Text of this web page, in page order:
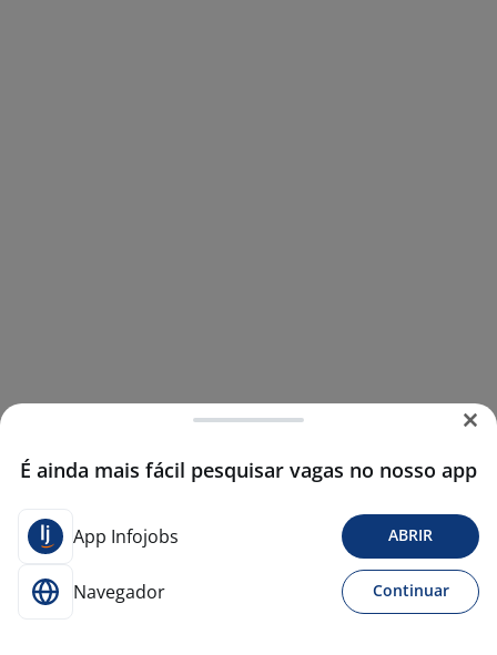
É ainda mais fácil pesquisar vagas no nosso app
App Infojobs ABRIR
Navegador Continuar